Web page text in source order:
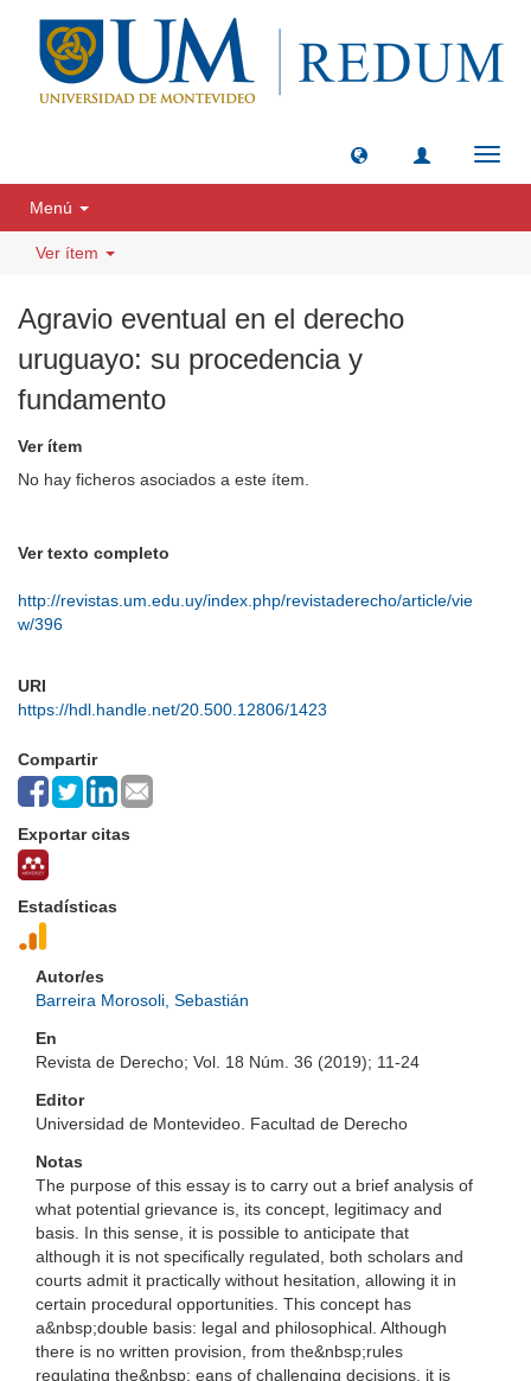
Menú
Ver ítem
Agravio eventual en el derecho
uruguayo: su procedencia y
fundamento
Ver ítem
No hay ficheros asociados a este ítem.
Ver texto completo
http://revistas.um.edu.uy/index.php/revistaderecho/article/vie
w/396
URI
https://hdl.handle.net/20.500.12806/1423
Compartir
Exportar citas
Estadísticas
Autor/es
Barreira Morosoli, Sebastián
En
Revista de Derecho; Vol. 18 Núm. 36 (2019); 11-24
Editor
Universidad de Montevideo. Facultad de Derecho
Notas
The purpose of this essay is to carry out a brief analysis of
what potential grievance is, its concept, legitimacy and
basis. In this sense, it is possible to anticipate that
although it is not specifically regulated, both scholars and
courts admit it practically without hesitation, allowing it in
certain procedural opportunities. This concept has
a&nbsp;double basis: legal and philosophical. Although
there is no written provision, from the&nbsp;rules
regulating the&nbsp; eans of challenging decisions, it is